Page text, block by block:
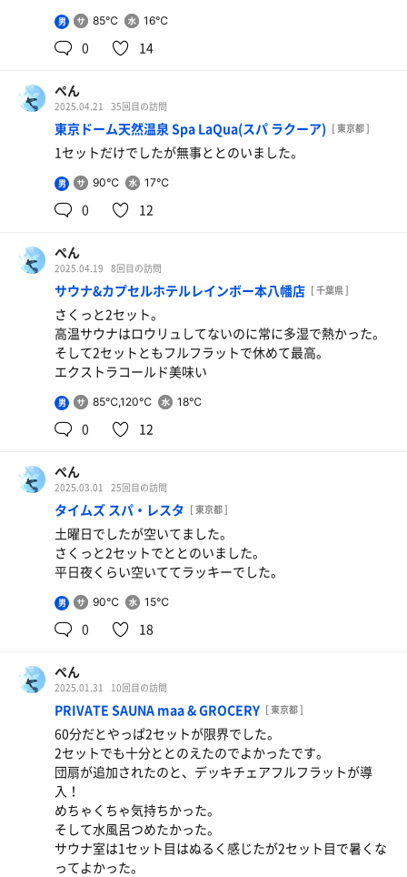
男 85℃ 16℃
0 14
ぺん
2025.04.21 35回目の訪問
東京ドーム天然温泉 Spa LaQua(スパ ラクーア) [ 東京都 ]
1セットだけでしたが無事ととのいました。
男 90℃ 17℃
0 12
ぺん
2025.04.19 8回目の訪問
サウナ&カプセルホテルレインボー本八幡店 [ 千葉県 ]
さくっと2セット。
高温サウナはロウリュしてないのに常に多湿で熱かった。
そして2セットともフルフラットで休めて最高。
エクストラコールド美味い
男 85℃,120℃ 18℃
0 12
ぺん
2025.03.01 25回目の訪問
タイムズ スパ・レスタ [ 東京都 ]
土曜日でしたが空いてました。
さくっと2セットでととのいました。
平日夜くらい空いててラッキーでした。
男 90℃ 15℃
0 18
ぺん
2025.01.31 10回目の訪問
PRIVATE SAUNA maa & GROCERY [ 東京都 ]
60分だとやっぱ2セットが限界でした。
2セットでも十分ととのえたのでよかったです。
団扇が追加されたのと、デッキチェアフルフラットが導
入！
めちゃくちゃ気持ちかった。
そして水風呂つめたかった。
サウナ室は1セット目はぬるく感じたが2セット目で暑くな
ってよかった。